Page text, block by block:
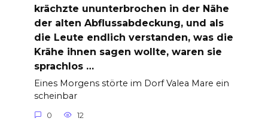
krächzte ununterbrochen in der Nähe
der alten Abflussabdeckung, und als
die Leute endlich verstanden, was die
Krähe ihnen sagen wollte, waren sie
sprachlos …
Eines Morgens störte im Dorf Valea Mare ein
scheinbar
0 12